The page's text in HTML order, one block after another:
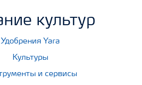
культур
Удобрения Yara
Культуры
и сервисы